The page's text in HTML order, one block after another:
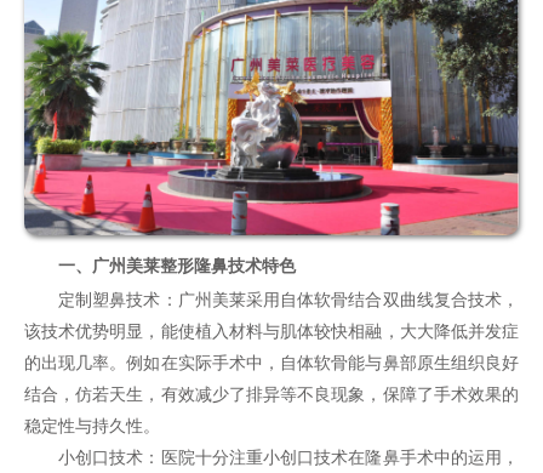
一、广州美莱整形隆鼻技术特色
定制塑鼻技术：广州美莱采用自体软骨结合双曲线复合技术，
该技术优势明显，能使植入材料与肌体较快相融，大大降低并发症
的出现几率。例如在实际手术中，自体软骨能与鼻部原生组织良好
结合，仿若天生，有效减少了排异等不良现象，保障了手术效果的
稳定性与持久性。
小创口技术：医院十分注重小创口技术在隆鼻手术中的运用，